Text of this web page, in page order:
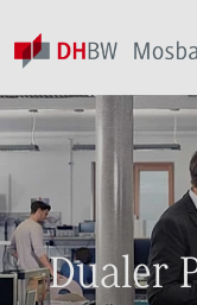
Dualer